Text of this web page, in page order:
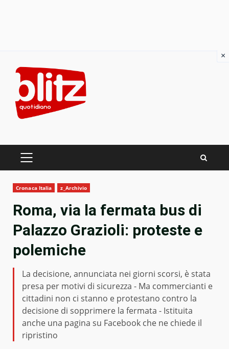
content
PRIMARY
Cronaca Italia z_Archivio
Roma, via la fermata bus di
Palazzo Grazioli: proteste e
polemiche
La decisione, annunciata nei giorni scorsi, è stata
presa per motivi di sicurezza - Ma commercianti e
cittadini non ci stanno e protestano contro la
decisione di sopprimere la fermata - Istituita
anche una pagina su Facebook che ne chiede il
ripristino
×